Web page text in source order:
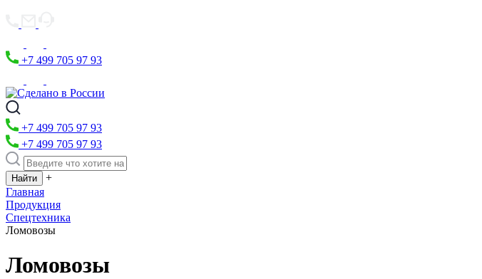
+7 499 705 97 93
+7 499 705 97 93
+7 499 705 97 93
+
Главная
Продукция
Спецтехника
Ломовозы
Ломовозы